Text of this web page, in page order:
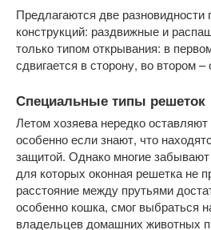
Предлагаются две
конструкций: раздвижные и
только типом открывания: в
сдвигается в сторону, во втором
Специальные типы решеток
Летом хозяева нередко
особенно если знают, что
защитой. Однако многие
для которых оконная решетка не
расстояние между прутьями
особенно кошка, смог выбраться
владельцев домашних животных